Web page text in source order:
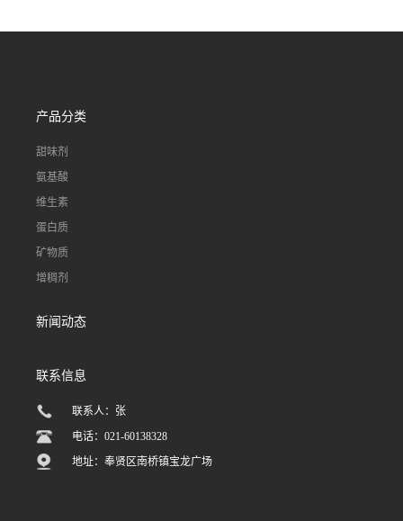
产品分类
甜味剂
氨基酸
维生素
蛋白质
矿物质
增稠剂
新闻动态
联系信息
联系人：张
电话：021-60138328
地址：奉贤区南桥镇宝龙广场